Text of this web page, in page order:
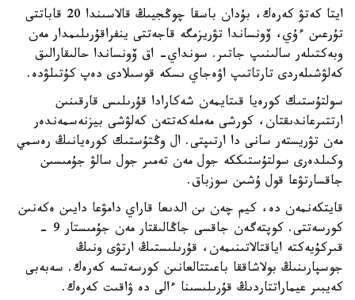
ايتا كەتۋ كەرەك، بۇدان باسقا چوڭجيىڭ قالاسىندا 20 قاباتتى
تۇرعىن ءۇي، ۆونساندا تۋريزمگە قاجەتتى ينفراقۇرىلىمدار مەن
وبەكتىلەر سالىنىپ جاتىر. سونداي- اق ۆونساندا حالىقارالىق
كەلۋشىلەردى تارتاتىپ اۋەجاي ىسكە قوسىلادى دەپ كۇتىلۋدە.
سولتۇستىك كورەيا قىتايمەن شەكارادا قۇرىلىس قارقىنىن
ارتتىرعاندىقتان، كورشى مەملەكەتتەن كەلۋشى بيزنەسمەندەر
مەن تۋريستەر سانى دا ارتىپتى. ال وڭتۇستىك كورەيانىڭ رەسمي
وكىلدەرى سولتۇستىككە جول مەن تەمىر جول سالۋ جۇمىسىن
جاقسارتۋعا قول ۇشىن سوزباق.
قايتكەنمەن دە، كيم چەن ىن الدىعا قاراي دامۋعا دايىن ەكەنىن
كورسەتتى. كوپتەگەن جاقسى جاڭالىقتار مەن جۇمىستار 9 -
قىركۇيەكتە اياقتالاتىنىمەن، قۇرىلىستىڭ ارتۋى ونىڭ
جوسپارىنىڭ بولاشاققا باعىتتالعانىن كورسەتسە كەرەك. سەبەبى
كەيبىر عيماراتتاردىڭ قۇرىلىسىنا ءالى دە ۋاقىت كەرەك.